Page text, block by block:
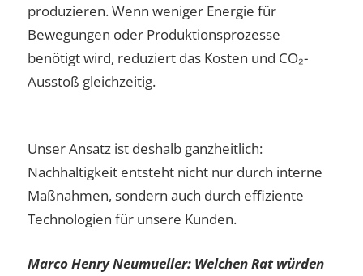
produzieren. Wenn weniger Energie für
Bewegungen oder Produktionsprozesse
benötigt wird, reduziert das Kosten und CO₂-
Ausstoß gleichzeitig.
Unser Ansatz ist deshalb ganzheitlich:
Nachhaltigkeit entsteht nicht nur durch interne
Maßnahmen, sondern auch durch effiziente
Technologien für unsere Kunden.
Marco Henry Neumueller: Welchen Rat würden